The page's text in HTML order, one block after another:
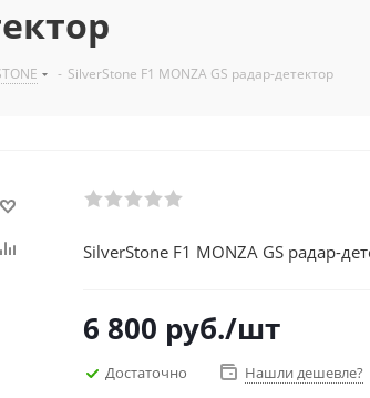
- SilverStone F1 MONZA GS радар-детектор
SilverStone F1 MONZA GS радар-
6 800 руб./шт
Достаточно Нашли дешевле?